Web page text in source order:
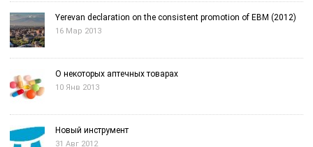
Yerevan declaration on the consistent promotion of EBM (2012)
16 Мар 2013
О некоторых аптечных товарах
10 Янв 2013
Новый инструмент
31 Авг 2012